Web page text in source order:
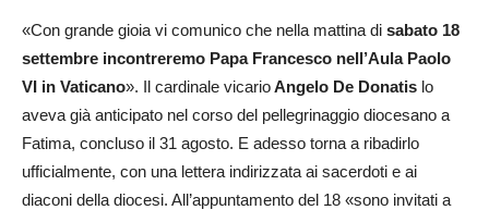
«Con grande gioia vi comunico che nella mattina di sabato 18
settembre incontreremo Papa Francesco nell’Aula Paolo
VI in Vaticano». Il cardinale vicarioAngelo De Donatis lo
aveva già anticipato nel corso del pellegrinaggio diocesano a
Fatima, concluso il 31 agosto. E adesso torna a ribadirlo
ufficialmente, con una lettera indirizzata ai sacerdoti e ai
diaconi della diocesi. All’appuntamento del 18 «sono invitati a